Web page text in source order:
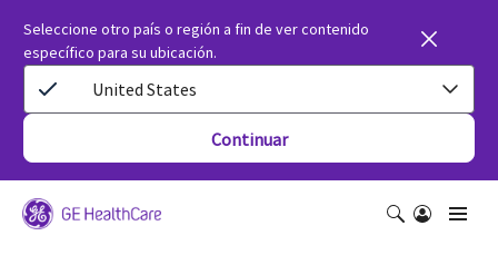
Seleccione otro país o región a fin de ver contenido
específico para su ubicación.
United States
Continuar